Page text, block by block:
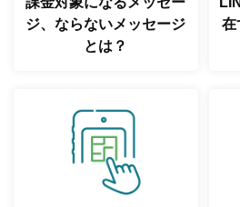
ジ、ならないメッセージ
とは？
在